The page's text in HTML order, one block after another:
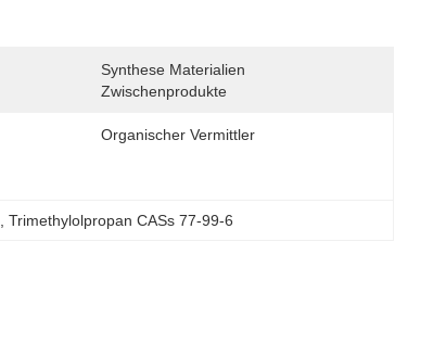
Synthese Materialien
Zwischenprodukte
Organischer Vermittler
, Trimethylolpropan CASs 77-99-6